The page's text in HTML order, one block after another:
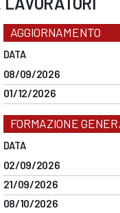
AGGIORNAMENTO
DATA
08/09/2026
01/12/2026
FORMAZIONE
DATA
02/09/2026
21/09/2026
08/10/2026